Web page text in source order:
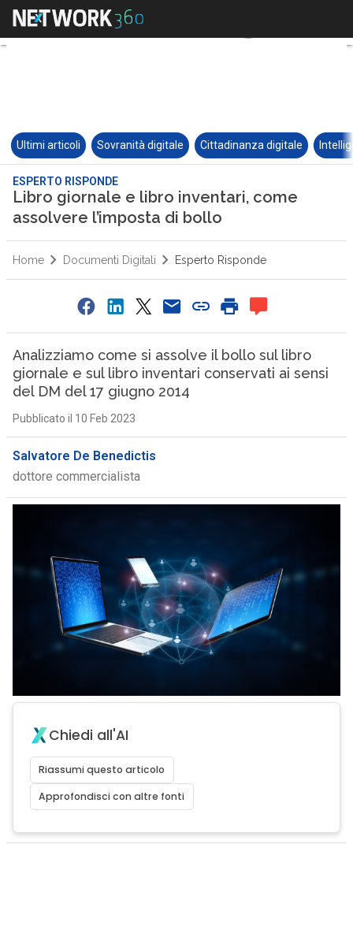
Ultimi articoli Sovranità digitale Cittadinanza digitale
ESPERTO RISPONDE
Libro giornale e libro inventari, come
assolvere l’imposta di bollo
Home Documenti Digitali Esperto Risponde
Analizziamo come si assolve il bollo sul libro
giornale e sul libro inventari conservati ai sensi
del DM del 17 giugno 2014
Pubblicato il 10 Feb 2023
Salvatore De Benedictis
dottore commercialista
Chiedi all'AI
Riassumi questo articolo
Approfondisci con altre fonti